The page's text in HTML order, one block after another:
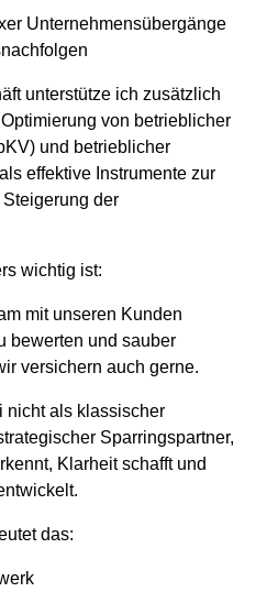
Unternehmensübergänge
unterstütze ich zusätzlich
von betrieblicher
und betrieblicher
effektive Instrumente zur
der
wichtig ist:
mit unseren Kunden
bewerten und sauber
versichern auch gerne.
nicht als klassischer
Sparringspartner,
Klarheit schafft und
das: